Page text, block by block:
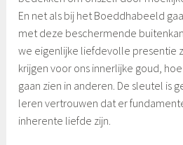
En net als bij het Boeddhabeeld
met deze beschermende
we eigenlijke liefdevolle presentie
krijgen voor ons innerlijke goud,
gaan zien in anderen. De sleutel is
leren vertrouwen dat er
inherente liefde zijn.